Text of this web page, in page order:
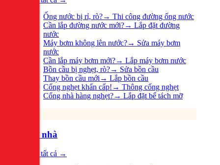
Ống nước bị rỉ, rò?→ Thi công đường ống nước
Cần lắp đường nước mới?→ Lắp đặt đường
nước
Máy bơm không lên nước?→ Sửa máy bơm
nước
Cần lắp máy bơm mới?→ Lắp máy bơm nước
Bồn cầu bị nghẹt, rò?→ Sửa bồn cầu
Thay bồn cầu mới → Lắp bồn cầu
Cống nghẹt khẩn cấp! → Thông cống nghẹt
Cống nhà hàng nghẹt?→ Lắp đặt bể tách mỡ
Sửa nhà
Xem tất cả →